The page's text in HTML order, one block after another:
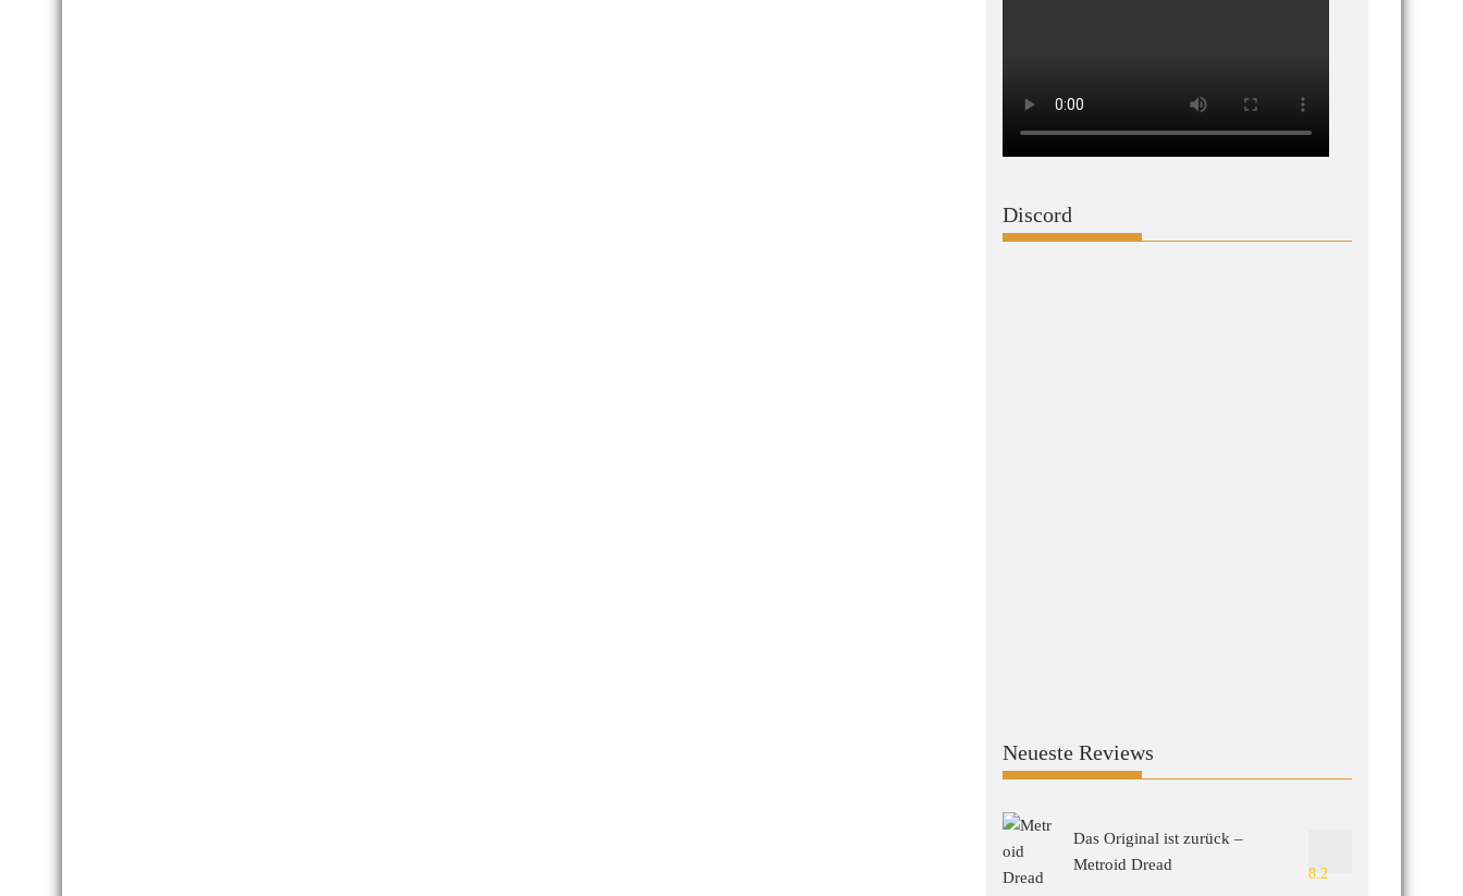
Discord
Neueste Reviews
Das Original ist zurück –
Metroid Dread
8.2